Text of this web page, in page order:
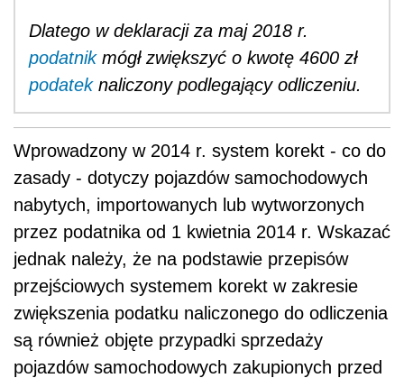
Dlatego w deklaracji za maj 2018 r.
podatnikmógł zwiększyć o kwotę 4600 zł
podateknaliczony podlegający odliczeniu.
Wprowadzony w 2014 r. system korekt - co do
zasady - dotyczy pojazdów samochodowych
nabytych, importowanych lub wytworzonych
przez podatnika od 1 kwietnia 2014 r. Wskazać
jednak należy, że na podstawie przepisów
przejściowych systemem korekt w zakresie
zwiększenia podatku naliczonego do odliczenia
są również objęte przypadki sprzedaży
pojazdów samochodowych zakupionych przed